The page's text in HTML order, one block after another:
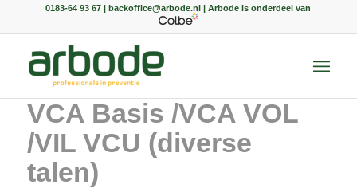
0183-64 93 67 | backoffice@arbode.nl | Arbode is onderdeel van
VCA Basis /VCA VOL
/VIL VCU (diverse
talen)